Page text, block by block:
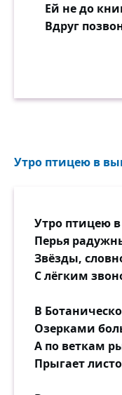
И вспыхнут,
Ведь если
То женщин
Стократно
Не
Любовью
Так пусть
Ей не до
Вдруг
Утро птицею в
Утро птицею
Перья
Звёзды,
С лёгким
В
Озерками
А по веткам
Прыгает